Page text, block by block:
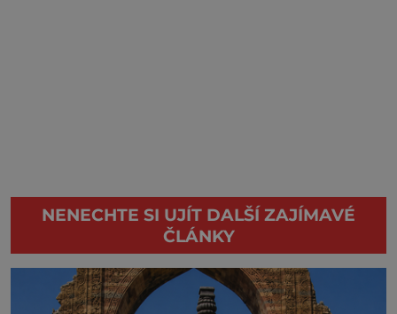
NENECHTE SI UJÍT DALŠÍ ZAJÍMAVÉ
ČLÁNKY